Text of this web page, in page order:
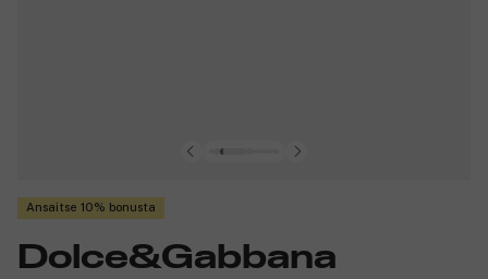
Ansaitse 10% bonusta
Dolce&Gabbana